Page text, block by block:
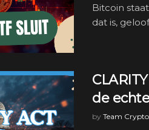
Bitcoin
dat is,
de
by Team